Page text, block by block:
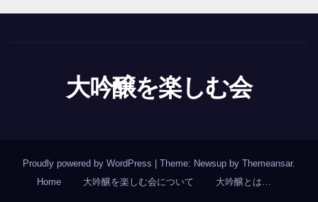
大吟醸を楽しむ会
Proudly powered by WordPress Theme: Newsup by Themeansar.
Home
大吟醸を楽しむ会について 大吟醸とは…